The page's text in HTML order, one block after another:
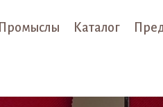
Промыслы Каталог